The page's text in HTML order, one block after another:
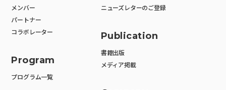
メンバー
パートナー
コラボレーター
Program
プログラム一覧
ニューズレターのご登録
Publication
書籍出版
メディア掲載